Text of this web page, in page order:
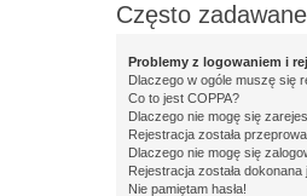
Często
Problemy z logowaniem i
Dlaczego w ogóle muszę się
Co to jest COPPA?
Dlaczego nie mogę się
Rejestracja została
Dlaczego nie mogę się
Rejestracja została
Nie pamiętam hasła!